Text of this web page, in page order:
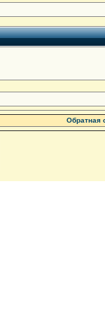
Обратная